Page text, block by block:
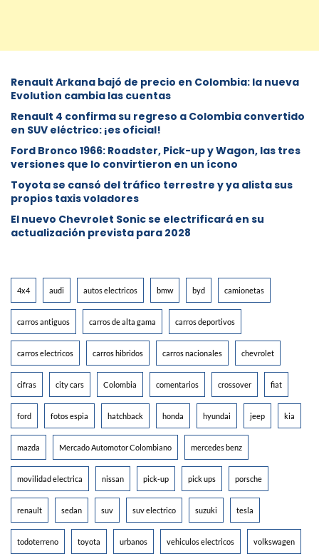
Renault Arkana bajó de precio en Colombia: la nueva
Evolution cambia las cuentas
Renault 4 confirma su regreso a Colombia convertido
en SUV eléctrico: ¡es oficial!
Ford Bronco 1966: Roadster, Pick-up y Wagon, las tres
versiones que lo convirtieron en un ícono
Toyota se cansó del tráfico terrestre y ya alista sus
propios taxis voladores
El nuevo Chevrolet Sonic se electrificará en su
actualización prevista para 2028
4x4 audi autos electricos bmw byd camionetas
carros antiguos carros de alta gama carros deportivos
carros electricos carros hibridos carros nacionales chevrolet
cifras city cars Colombia comentarios crossover fiat
ford fotos espia hatchback honda hyundai jeep kia
mazda Mercado Automotor Colombiano mercedes benz
movilidad electrica nissan pick-up pick ups porsche
renault sedan suv suv electrico suzuki tesla
todoterreno toyota urbanos vehiculos electricos volkswagen